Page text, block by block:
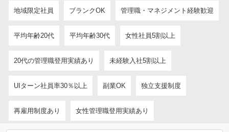
地域限定社員 ブランクOK 管理職・マネジメント経験歓迎
平均年齢20代 平均年齢30代 女性社員5割以上
20代の管理職登用実績あり 未経験入社5割以上
UIターン社員率30％以上 副業OK 独立支援制度
再雇用制度あり 女性管理職登用実績あり